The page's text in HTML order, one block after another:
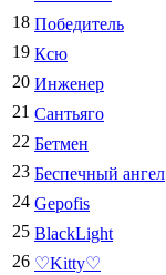
18 Победитель
19 Ксю
20 Инженер
21 Сантьяго
22 Бетмен
23 Беспечный ангел
24 Gepofis
25 BlackLight
26 ♡Kitty♡